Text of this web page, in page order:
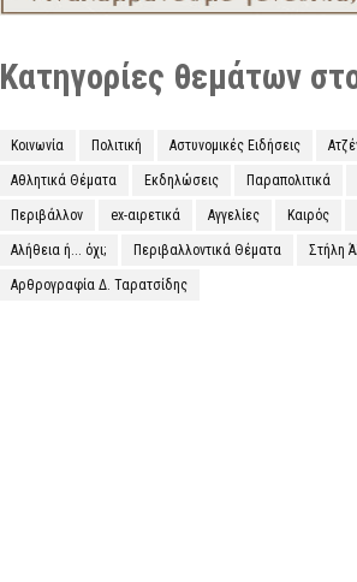
Κατηγορίες θεμάτων
Κοινωνία Πολιτική Αστυνομικές Ειδήσεις
Αθλητικά Θέματα Εκδηλώσεις Παραπολιτικά
Περιβάλλον ex-αιρετικά Αγγελίες Καιρός
Αλήθεια ή... όχι; Περιβαλλοντικά Θέματα Στήλη
Αρθρογραφία Δ. Ταρατσίδης